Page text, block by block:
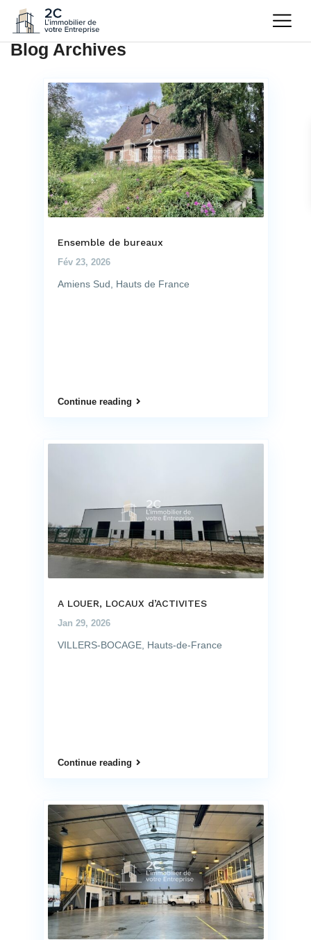
Blog Archives
Ensemble de bureaux
Fév 23, 2026
Amiens Sud, Hauts de France
Continue reading
A LOUER, LOCAUX d’ACTIVITES
Jan 29, 2026
VILLERS-BOCAGE, Hauts-de-France
Continue reading